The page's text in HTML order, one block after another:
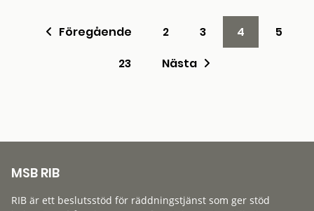
Föregående 2 3 4
5
23
Nästa
MSB RIB
RIB är ett beslutsstöd för räddningstjänst som ger stöd